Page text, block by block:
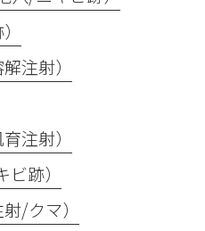
注射）
注射）
跡）
/クマ）